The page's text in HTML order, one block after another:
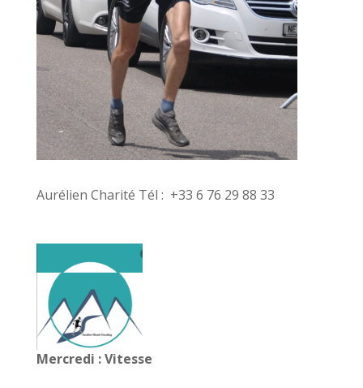
Aurélien Charité Tél : +33 6 76 29 88 33
Mercredi : Vitesse